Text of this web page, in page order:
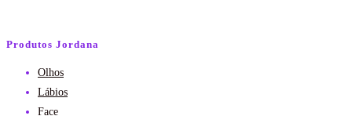
Produtos Jordana
Olhos
Lábios
Face